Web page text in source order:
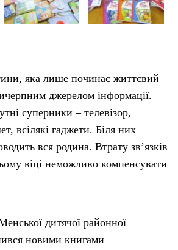
яка лише починає життєвий
джерелом інформації.
суперники – телевізор,
всілякі гаджети. Біля них
вся родина. Втрату зв’язків
віці неможливо компенсувати
дитячої районної
новими книгами